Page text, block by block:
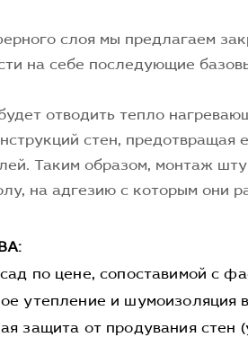
слоя мы предлагаем
на себе последующие
отводить тепло
стен, предотвращая
Таким образом, монтаж
на адгезию с которым они
по цене, сопоставимой с
утепление и шумоизоляция
защита от продувания стен